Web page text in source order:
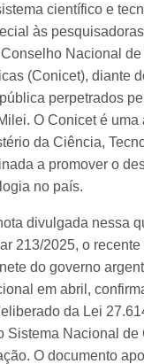
científico e
às
Nacional
(Conicet), diante
perpetrados
O Conicet é uma
da Ciência,
a promover o
no país.
divulgada nessa
213/2025, o recente
do governo
em abril,
da Lei
Sistema Nacional de
O documento